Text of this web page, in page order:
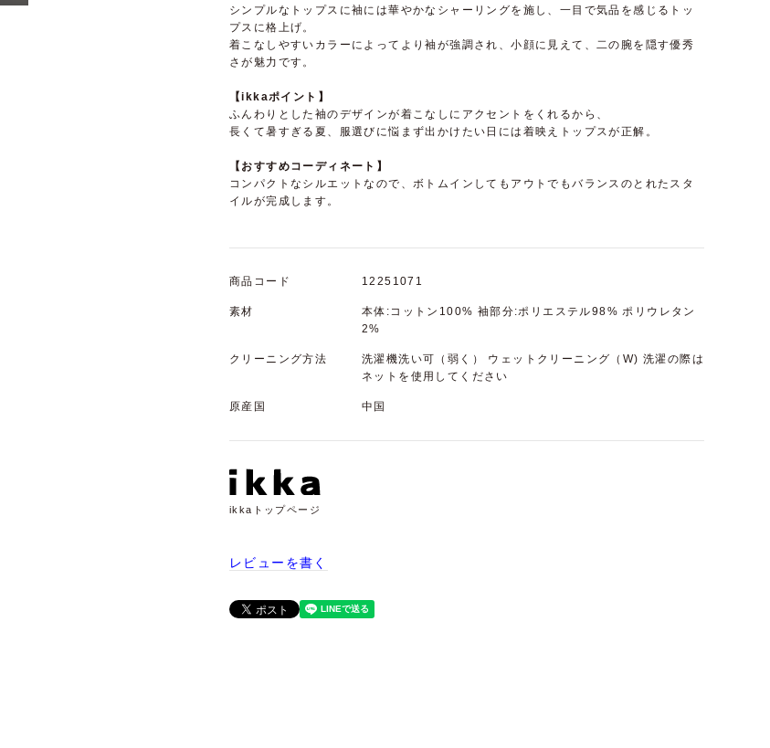
シンプルなトップスに袖には華やかなシャーリングを施し、一目で気品を感じるトッ
プスに格上げ。
着こなしやすいカラーによってより袖が強調され、小顔に見えて、二の腕を隠す優秀
さが魅力です。
【ikkaポイント】
ふんわりとした袖のデザインが着こなしにアクセントをくれるから、
長くて暑すぎる夏、服選びに悩まず出かけたい日には着映えトップスが正解。
【おすすめコーディネート】
コンパクトなシルエットなので、ボトムインしてもアウトでもバランスのとれたスタ
イルが完成します。
商品コード 12251071
素材
本体:コットン100% 袖部分:ポリエステル98% ポリウレタン
2%
クリーニング方法
洗濯機洗い可（弱く） ウェットクリーニング（W) 洗濯の際は
ネットを使用してください
原産国 中国
ikkaトップページ
レビューを書く